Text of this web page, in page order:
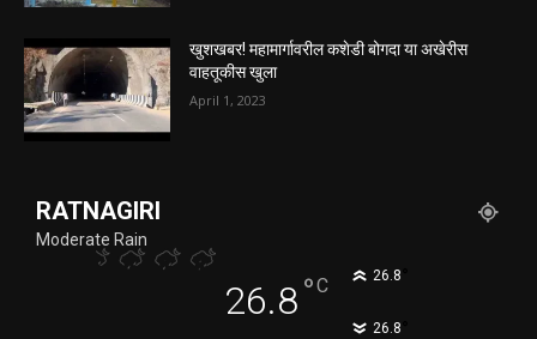
खुशखबर! महामार्गावरील कशेडी बोगदा या अखेरीस
वाहतूकीस खुला
April 1, 2023
RATNAGIRI
Moderate Rain
26.8°C 26.8
26.8